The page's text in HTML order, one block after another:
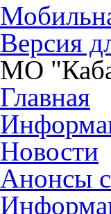
Версия
МО
Главная
Новости
Анонсы